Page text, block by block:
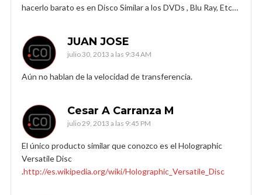
hacerlo barato es en Disco Similar a los DVDs , Blu Ray, Etc…
JUAN JOSE
julio 30, 2013 a las 9:34 AM
Aún no hablan de la velocidad de transferencia.
Cesar A Carranza M
julio 29, 2013 a las 9:45 PM
El único producto similar que conozco es el Holographic
Versatile Disc
.http://es.wikipedia.org/wiki/Holographic_Versatile_Disc